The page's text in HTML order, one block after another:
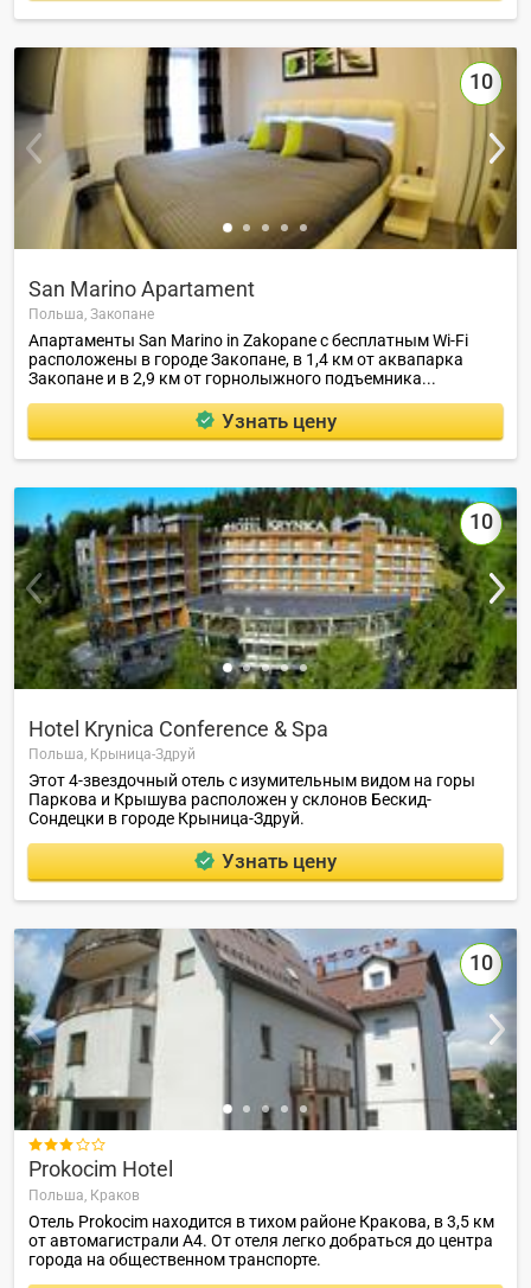
10
San Marino Apartament
Польша, Закопане
Апартаменты San Marino in Zakopane с бесплатным Wi-Fi
расположены в городе Закопане, в 1,4 км от аквапарка
Закопане и в 2,9 км от горнолыжного подъемника...
Узнать цену
10
Hotel Krynica Conference & Spa
Польша, Крыница-Здруй
Этот 4-звездочный отель с изумительным видом на горы
Паркова и Крышува расположен у склонов Бескид-
Сондецки в городе Крыница-Здруй.
Узнать цену
10

Prokocim Hotel
Польша, Краков
Отель Prokocim находится в тихом районе Кракова, в 3,5 км
от автомагистрали А4. От отеля легко добраться до центра
города на общественном транспорте.